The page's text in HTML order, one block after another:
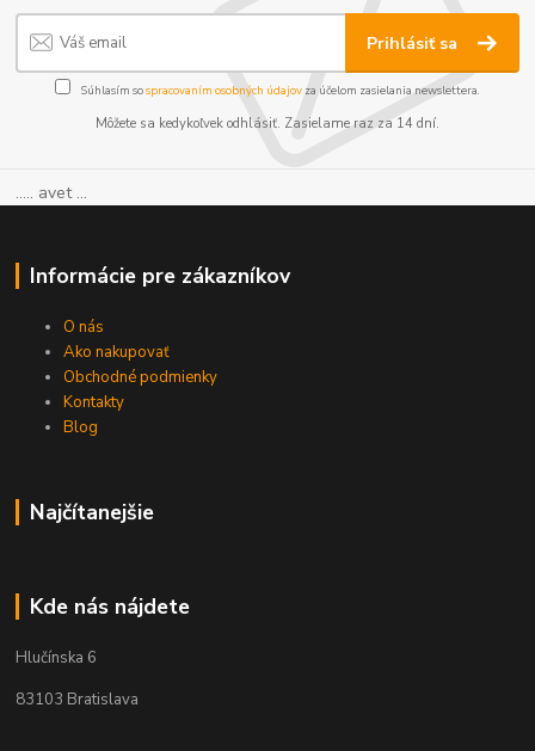
Prihlásiť sa
Súhlasím sospracovaním osobných údajov za účelom zasielania newslettera.
Môžete sa kedykoľvek odhlásiť. Zasielame raz za 14 dní.
..... avet ...
Informácie pre zákazníkov
O nás
Ako nakupovať
Obchodné podmienky
Kontakty
Blog
Najčítanejšie
Kde nás nájdete
Hlučínska 6
83103 Bratislava